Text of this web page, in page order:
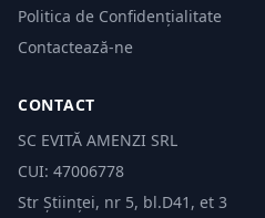
Politica de Confidențialitate
Contactează-ne
CONTACT
SC EVITĂ AMENZI SRL
CUI: 47006778
Str Științei, nr 5, bl.D41, et 3